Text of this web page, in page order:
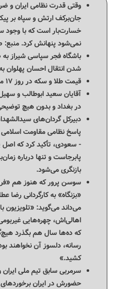
وقتی قدرت نظامی ایران و
جان‌برکف ارتش و سپاه بر
خسارت‌بار است که با وجود
نمی‌شود پنهانش کرد. ‌منبع:
باشگاه فجر سپاسی شیراز
شدن انتقال احسان پهلوان
قیمت طلا و سکه در روز ۱۷ مردادماه ۱۴۰۵ اعلام شد.
آقایان سعید ابوطالب و
در بغداد و بدون هیچ
دبیرکل گردان‌های
پاسخ نظامی مقاومت اسلامی
- سعودی، تأکید کرد که
پابرجاست و تنها درباره
بازنگری می‌شود.
سوسن پرور که هنوز هم
«بزنگاه» به کارگردانی
می‌داند می‌گوید: «تلویزیون
اهالی‌اش، چهره‌هایی
که ده‌ها سال هم بگذرد
رسانه، دلسوز آن نخواهند
کشید.»
سرمربی سابق تیم ملی
حضورش در ایران برخوردهای